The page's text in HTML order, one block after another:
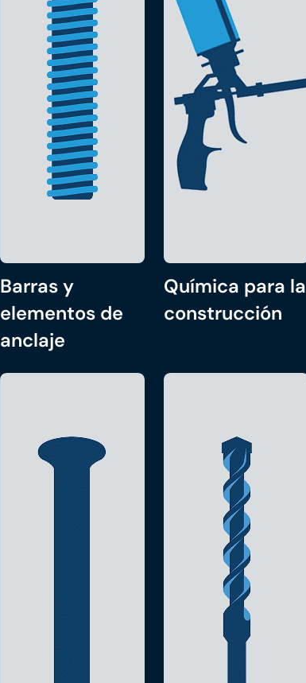
Barras y
elementos de
anclaje
Química para la
construcción